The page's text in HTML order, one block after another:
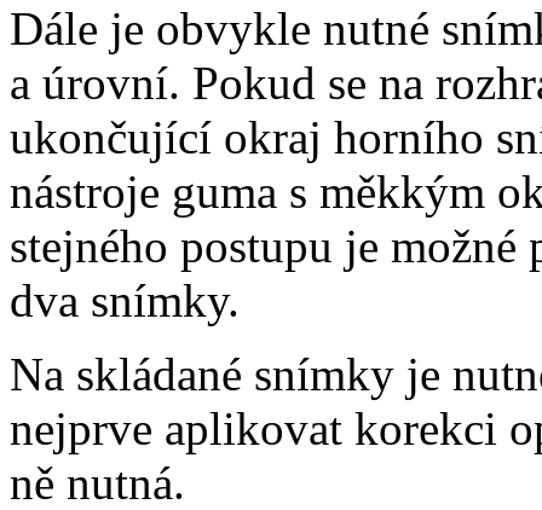
Dále je obvykle nutné
a úrovní. Pokud se na
ukončující okraj horního
nástroje guma s měkkým
stejného postupu je
dva snímky.
Na skládané snímky je
nejprve aplikovat korekci
ně nutná.